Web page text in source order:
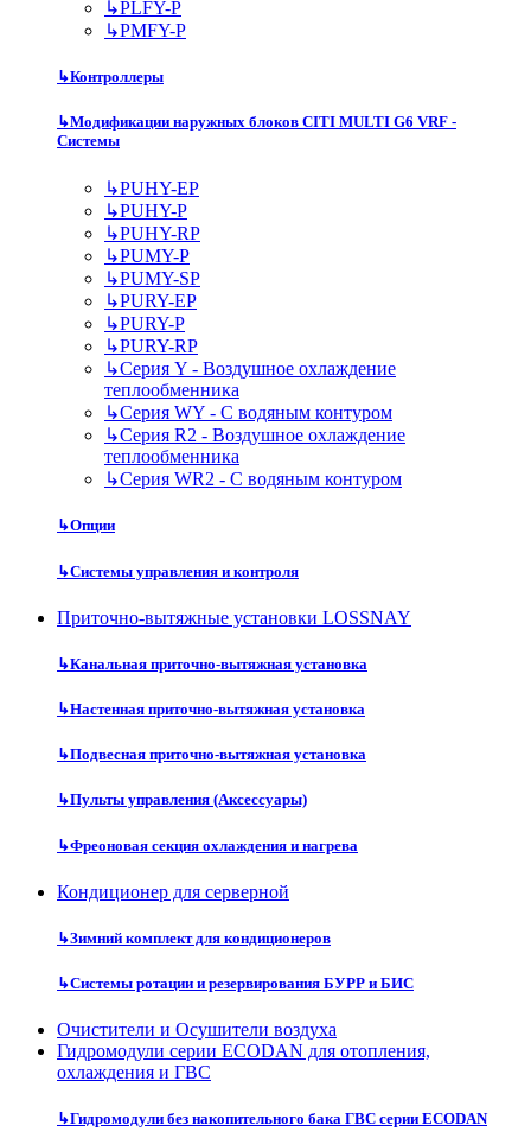
↳PLFY-P
↳PMFY-P
↳Контроллеры
↳Модификации наружных блоков CITI MULTI G6 VRF -
Системы
↳PUHY-EP
↳PUHY-P
↳PUHY-RP
↳PUMY-P
↳PUMY-SP
↳PURY-EP
↳PURY-P
↳PURY-RP
↳Серия Y - Воздушное охлаждение
теплообменника
↳Серия WY - С водяным контуром
↳Серия R2 - Воздушное охлаждение
теплообменника
↳Серия WR2 - С водяным контуром
↳Опции
↳Системы управления и контроля
Приточно-вытяжные установки LOSSNAY
↳Канальная приточно-вытяжная установка
↳Настенная приточно-вытяжная установка
↳Подвесная приточно-вытяжная установка
↳Пульты управления (Аксессуары)
↳Фреоновая секция охлаждения и нагрева
Кондиционер для серверной
↳Зимний комплект для кондиционеров
↳Системы ротации и резервирования БУРР и БИС
Очистители и Осушители воздуха
Гидромодули серии ECODAN для отопления,
охлаждения и ГВС
↳Гидромодули без накопительного бака ГВС серии ECODAN